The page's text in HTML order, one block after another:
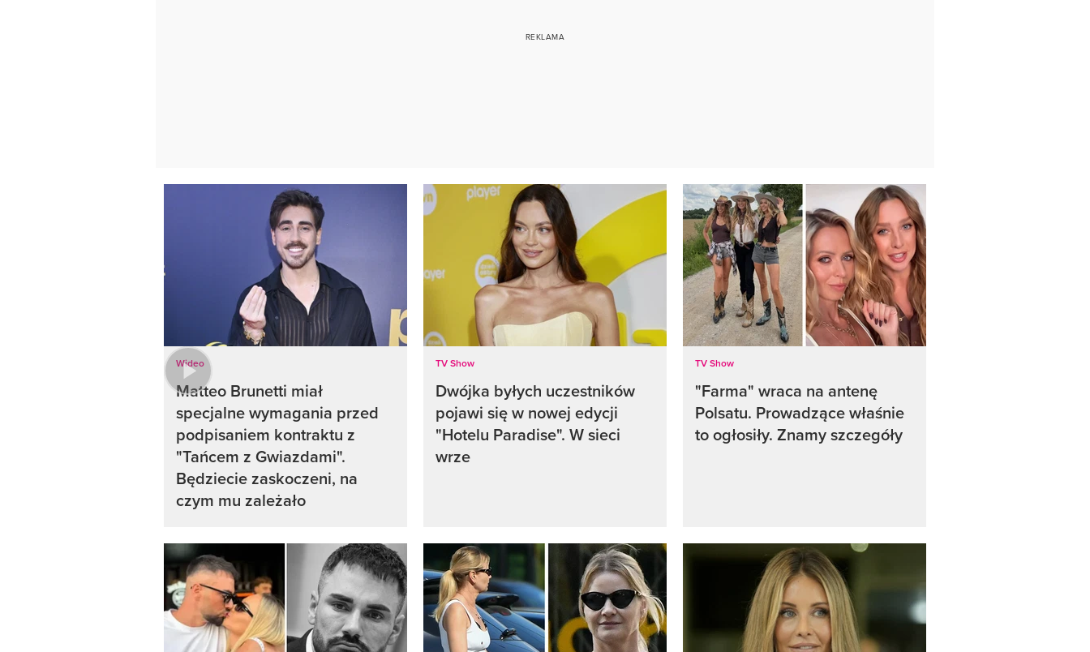
Wideo
Matteo Brunetti miał
specjalne wymagania przed
podpisaniem kontraktu z
"Tańcem z Gwiazdami".
Będziecie zaskoczeni, na
czym mu zależało
TV Show
Dwójka byłych uczestników
pojawi się w nowej edycji
"Hotelu Paradise". W sieci
wrze
TV Show
"Farma" wraca na antenę
Polsatu. Prowadzące właśnie
to ogłosiły. Znamy szczegóły